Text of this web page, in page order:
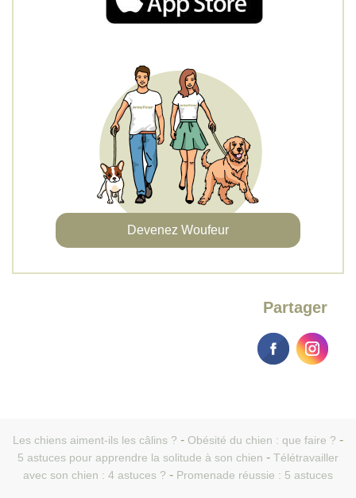
Devenez Woufeur
Partager
Les chiens aiment-ils les câlins ?
Obésité du chien : que faire ?
5 astuces pour apprendre la solitude à son chien
Télétravailler
avec son chien : 4 astuces ?
Promenade réussie : 5 astuces